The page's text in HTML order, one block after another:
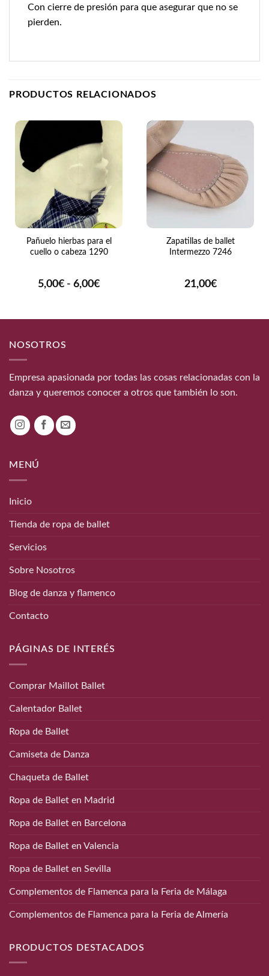
Con cierre de presión para que asegurar que no se
pierden.
PRODUCTOS RELACIONADOS
Pañuelo hierbas para el
cuello o cabeza 1290
5,00€ - 6,00€Rango
Zapatillas de ballet
Intermezzo 7246
21,00€
NOSOTROS
Empresa apasionada por todas las cosas relacionadas con la
danza y queremos conocer a otros que también lo son.
MENÚ
Inicio
Tienda de ropa de ballet
Servicios
Sobre Nosotros
Blog de danza y flamenco
Contacto
PÁGINAS DE INTERÉS
Comprar Maillot Ballet
Calentador Ballet
Ropa de Ballet
Camiseta de Danza
Chaqueta de Ballet
Ropa de Ballet en Madrid
Ropa de Ballet en Barcelona
Ropa de Ballet en Valencia
Ropa de Ballet en Sevilla
Complementos de Flamenca para la Feria de Málaga
Complementos de Flamenca para la Feria de Almería
PRODUCTOS DESTACADOS